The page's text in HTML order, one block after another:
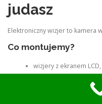
judasz
Elektroniczny wizjer to kamera
Co montujemy?
wizjery z ekranem LCD,
wizjery z nagrywaniem